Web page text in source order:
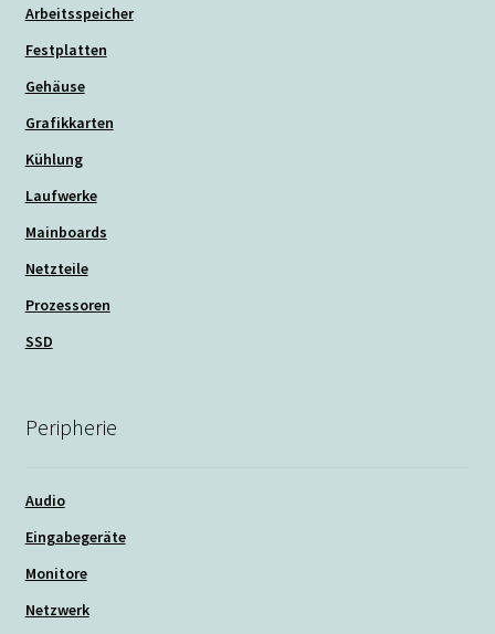
Arbeitsspeicher
Festplatten
Gehäuse
Grafikkarten
Kühlung
Laufwerke
Mainboards
Netzteile
Prozessoren
SSD
Peripherie
Audio
Eingabegeräte
Monitore
Netzwerk